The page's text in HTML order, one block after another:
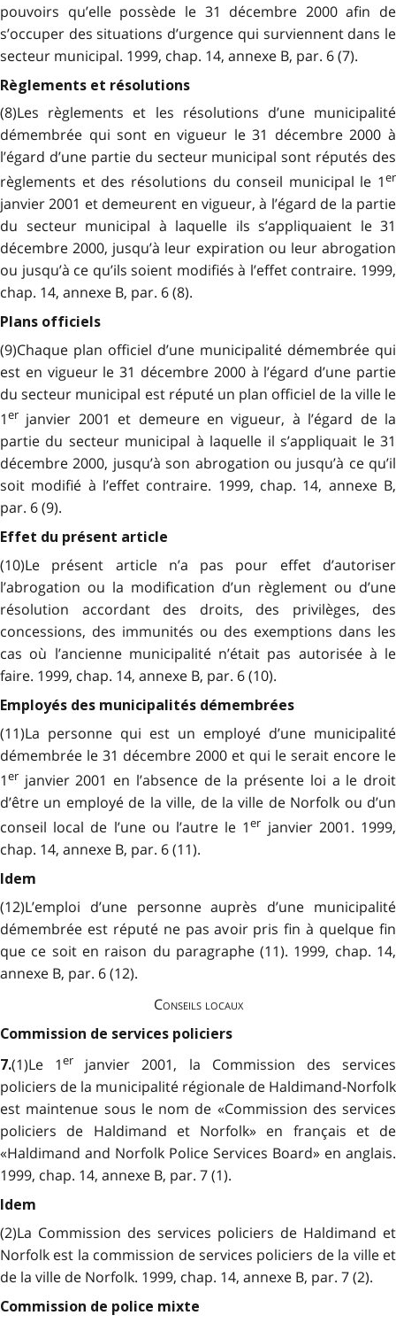
pouvoirs qu’elle possède le 31 décembre 2000 afin de
s’occuper des situations d’urgence qui surviennent dans le
secteur municipal. 1999, chap. 14, annexe B, par. 6 (7).
Règlements et résolutions
(8)Les règlements et les résolutions d’une municipalité
démembrée qui sont en vigueur le 31 décembre 2000 à
l’égard d’une partie du secteur municipal sont réputés des
règlements et des résolutions du conseil municipal le 1er
janvier 2001 et demeurent en vigueur, à l’égard de la partie
du secteur municipal à laquelle ils s’appliquaient le 31
décembre 2000, jusqu’à leur expiration ou leur abrogation
ou jusqu’à ce qu’ils soient modifiés à l’effet contraire. 1999,
chap. 14, annexe B, par. 6 (8).
Plans officiels
(9)Chaque plan officiel d’une municipalité démembrée qui
est en vigueur le 31 décembre 2000 à l’égard d’une partie
du secteur municipal est réputé un plan officiel de la ville le
1er janvier 2001 et demeure en vigueur, à l’égard de la
partie du secteur municipal à laquelle il s’appliquait le 31
décembre 2000, jusqu’à son abrogation ou jusqu’à ce qu’il
soit modifié à l’effet contraire. 1999, chap. 14, annexe B,
par. 6 (9).
Effet du présent article
(10)Le présent article n’a pas pour effet d’autoriser
l’abrogation ou la modification d’un règlement ou d’une
résolution accordant des droits, des privilèges, des
concessions, des immunités ou des exemptions dans les
cas où l’ancienne municipalité n’était pas autorisée à le
faire. 1999, chap. 14, annexe B, par. 6 (10).
Employés des municipalités démembrées
(11)La personne qui est un employé d’une municipalité
démembrée le 31 décembre 2000 et qui le serait encore le
1er janvier 2001 en l’absence de la présente loi a le droit
d’être un employé de la ville, de la ville de Norfolk ou d’un
conseil local de l’une ou l’autre le 1er janvier 2001. 1999,
chap. 14, annexe B, par. 6 (11).
Idem
(12)L’emploi d’une personne auprès d’une municipalité
démembrée est réputé ne pas avoir pris fin à quelque fin
que ce soit en raison du paragraphe (11). 1999, chap. 14,
annexe B, par. 6 (12).
Conseils locaux
Commission de services policiers
7.(1)Le 1er
janvier 2001, la Commission des services
policiers de la municipalité régionale de Haldimand-Norfolk
est maintenue sous le nom de «Commission des services
policiers de Haldimand et Norfolk» en français et de
«Haldimand and Norfolk Police Services Board» en anglais.
1999, chap. 14, annexe B, par. 7 (1).
Idem
(2)La Commission des services policiers de Haldimand et
Norfolk est la commission de services policiers de la ville et
de la ville de Norfolk. 1999, chap. 14, annexe B, par. 7 (2).
Commission de police mixte